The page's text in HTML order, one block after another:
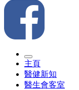
主頁
醫健新知
醫生會客室